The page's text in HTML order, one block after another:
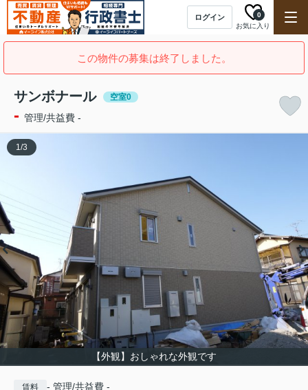
ログイン
お気に入り
0
この物件の募集は終了しました。
サンボナール 空室0
- 管理/共益費 -
【外観】おしゃれな外観です
1/3
賃料 - 管理/共益費 -